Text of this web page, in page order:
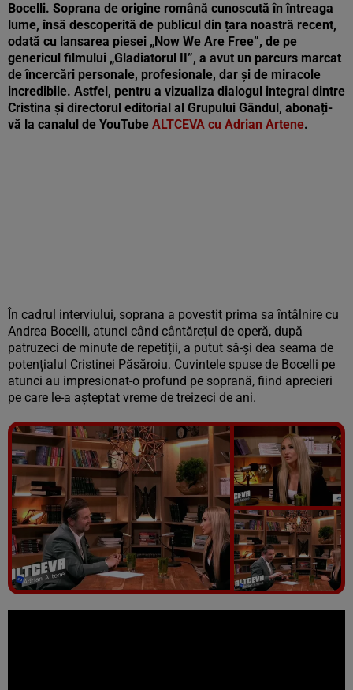
Bocelli. Soprana de origine română cunoscută în întreaga
lume, însă descoperită de publicul din țara noastră recent,
odată cu lansarea piesei „Now We Are Free”, de pe
genericul filmului „Gladiatorul II”, a avut un parcurs marcat
de încercări personale, profesionale, dar și de miracole
incredibile. Astfel, pentru a vizualiza dialogul integral dintre
Cristina și directorul editorial al Grupului Gândul, abonați-
vă la canalul de YouTube ALTCEVA cu Adrian Artene.
În cadrul interviului, soprana a povestit prima sa întâlnire cu
Andrea Bocelli, atunci când cântărețul de operă, după
patruzeci de minute de repetiții, a putut să-și dea seama de
potențialul Cristinei Păsăroiu. Cuvintele spuse de Bocelli pe
atunci au impresionat-o profund pe soprană, fiind aprecieri
pe care le-a așteptat vreme de treizeci de ani.
Vezi galeria foto
6 poze